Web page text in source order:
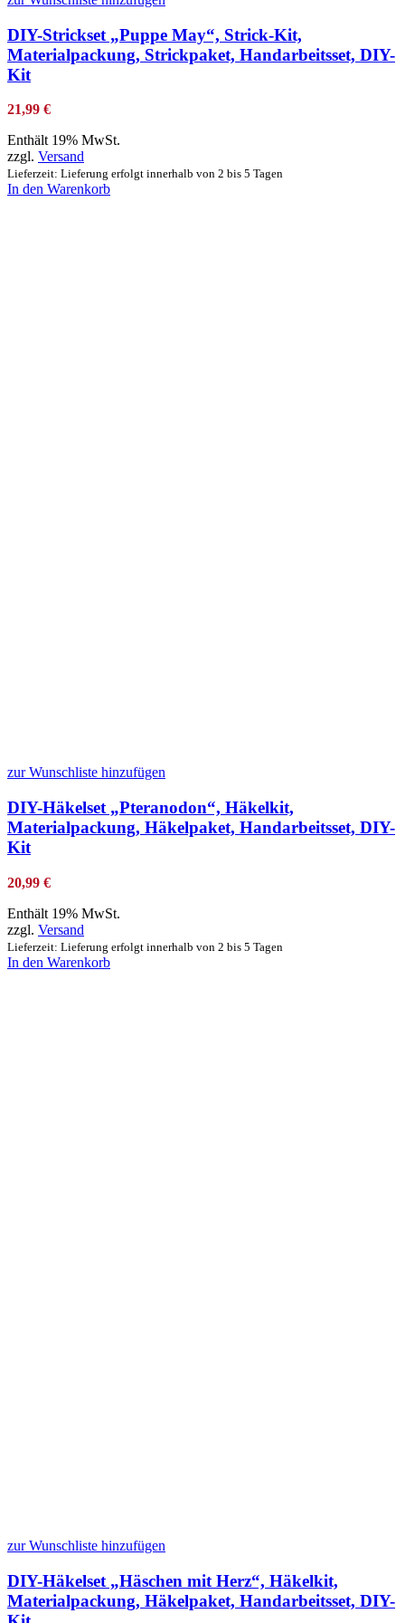
DIY-Strickset „Puppe May“, Strick-Kit,
Materialpackung, Strickpaket, Handarbeitsset, DIY-
Kit
21,99 €
Enthält 19% MwSt.
zzgl. Versand
Lieferzeit: Lieferung erfolgt innerhalb von 2 bis 5 Tagen
In den Warenkorb
zur Wunschliste hinzufügen
DIY-Häkelset „Pteranodon“, Häkelkit,
Materialpackung, Häkelpaket, Handarbeitsset, DIY-
Kit
20,99 €
Enthält 19% MwSt.
zzgl. Versand
Lieferzeit: Lieferung erfolgt innerhalb von 2 bis 5 Tagen
In den Warenkorb
zur Wunschliste hinzufügen
DIY-Häkelset „Häschen mit Herz“, Häkelkit,
Materialpackung, Häkelpaket, Handarbeitsset, DIY-